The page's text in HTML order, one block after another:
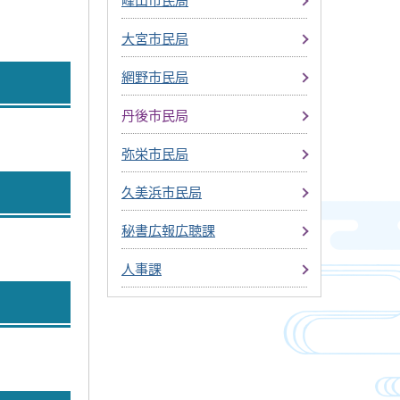
大宮市民局
網野市民局
丹後市民局
弥栄市民局
久美浜市民局
秘書広報広聴課
人事課